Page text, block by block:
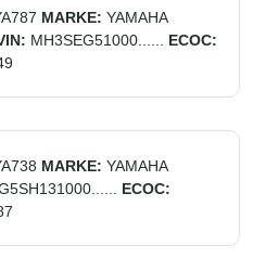
MARKE: YAMAHA
MH3SEG51000......
ECOC:
MARKE: YAMAHA
ECOC: